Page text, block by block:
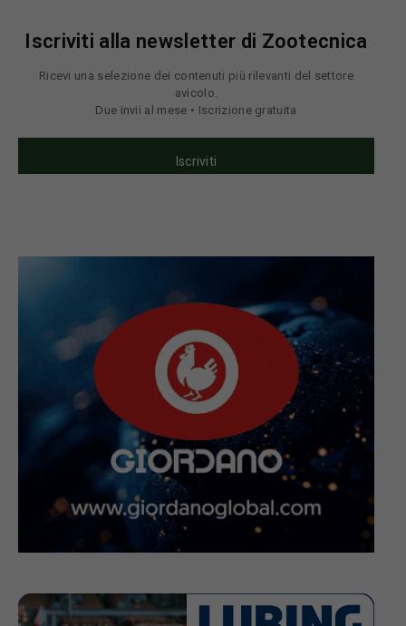
Iscriviti alla newsletter di Zootecnica
Ricevi una selezione dei contenuti più rilevanti del settore
avicolo.
Due invii al mese • Iscrizione gratuita
Iscriviti